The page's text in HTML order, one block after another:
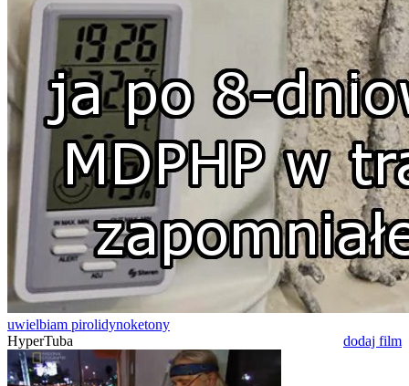
uwielbiam pirolidynoketony
HyperTuba
dodaj film